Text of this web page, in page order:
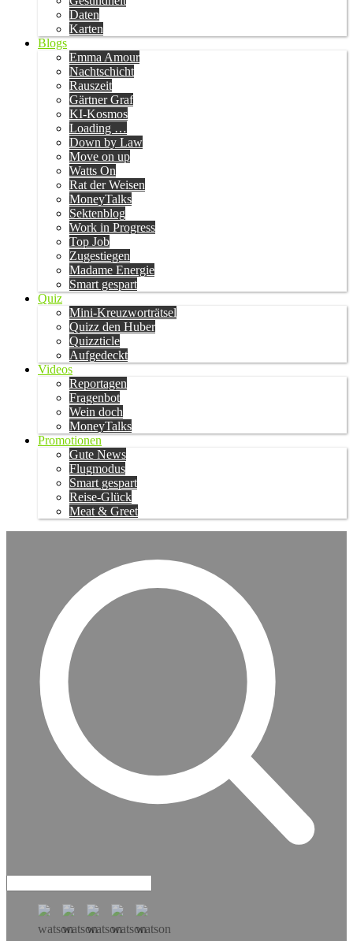
Daten
Karten
Blogs
Emma Amour
Nachtschicht
Rauszeit
Gärtner Graf
KI-Kosmos
Loading …
Down by Law
Move on up
Watts On
Rat der Weisen
MoneyTalks
Sektenblog
Work in Progress
Top Job
Zugestiegen
Madame Energie
Smart gespart
Quiz
Mini-Kreuzworträtsel
Quizz den Huber
Quizzticle
Aufgedeckt
Videos
Reportagen
Fragenbot
Wein doch
MoneyTalks
Promotionen
Gute News
Flugmodus
Smart gespart
Reise-Glück
Meat & Greet